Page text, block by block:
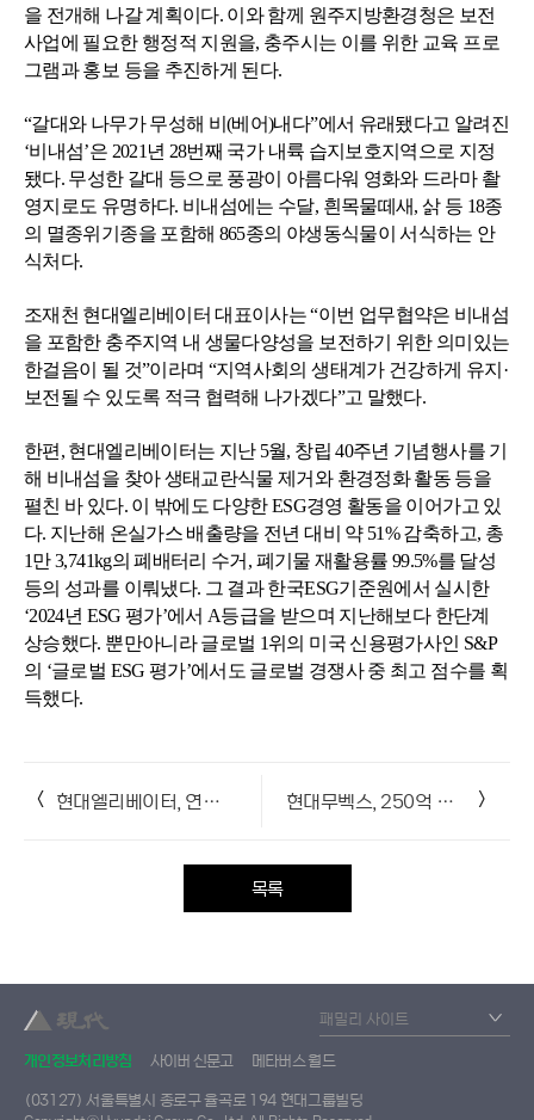
을 전개해 나갈 계획이다. 이와 함께 원주지방환경청은 보전
사업에 필요한 행정적 지원을, 충주시는 이를 위한 교육 프로
그램과 홍보 등을 추진하게 된다.
“갈대와 나무가 무성해 비(베어)내다”에서 유래됐다고 알려진
‘비내섬’은 2021년 28번째 국가 내륙 습지보호지역으로 지정
됐다. 무성한 갈대 등으로 풍광이 아름다워 영화와 드라마 촬
영지로도 유명하다. 비내섬에는 수달, 흰목물떼새, 삵 등 18종
의 멸종위기종을 포함해 865종의 야생동식물이 서식하는 안
식처다.
조재천 현대엘리베이터 대표이사는 “이번 업무협약은 비내섬
을 포함한 충주지역 내 생물다양성을 보전하기 위한 의미있는
한걸음이 될 것”이라며 “지역사회의 생태계가 건강하게 유지·
보전될 수 있도록 적극 협력해 나가겠다”고 말했다.
한편, 현대엘리베이터는 지난 5월, 창립 40주년 기념행사를 기
해 비내섬을 찾아 생태교란식물 제거와 환경정화 활동 등을
펼친 바 있다. 이 밖에도 다양한 ESG경영 활동을 이어가고 있
다. 지난해 온실가스 배출량을 전년 대비 약 51% 감축하고, 총
1만 3,741kg의 폐배터리 수거, 폐기물 재활용률 99.5%를 달성
등의 성과를 이뤄냈다. 그 결과 한국ESG기준원에서 실시한
‘2024년 ESG 평가’에서 A등급을 받으며 지난해보다 한단계
상승했다. 뿐만아니라 글로벌 1위의 미국 신용평가사인 S&P
의 ‘글로벌 ESG 평가’에서도 글로벌 경쟁사 중 최고 점수를 획
득했다.
< 현대엘리베이터, 연말 릴레이 기부활동‘눈길’ 현대무벡스, 250억 규모 자사주 매입·소각 추진…주주가치 제고 본격화 >
목록
개인정보처리방침 사이버 신문고
메타버스 월드
(03127) 서울특별시 종로구 율곡로 194 현대그룹빌딩